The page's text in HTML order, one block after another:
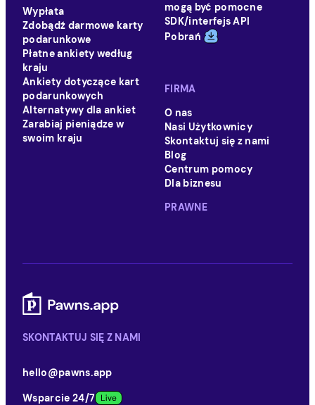
SKONTAKTUJ SIĘ Z NAMI
hello@pawns.app
Wsparcie 24/7
Wypłata
Zdobądź darmowe karty
podarunkowe
Płatne ankiety według
kraju
Ankiety dotyczące kart
podarunkowych
Alternatywy dla ankiet
Zarabiaj pieniądze w
swoim kraju
mogą być pomocne
SDK/interfejs API
Pobrań
FIRMA
O nas
Nasi Użytkownicy
Skontaktuj się z nami
Blog
Centrum pomocy
Dla biznesu
PRAWNE